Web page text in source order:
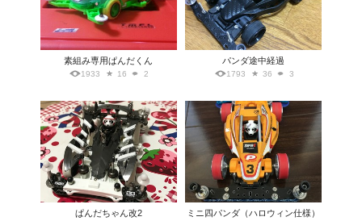
素組み専用ぱんだくん
1933 16 2
パンダ途中経過
1793 36 3
ぱんだちゃん改2 ミニ四パンダ（ハロウィン仕様）